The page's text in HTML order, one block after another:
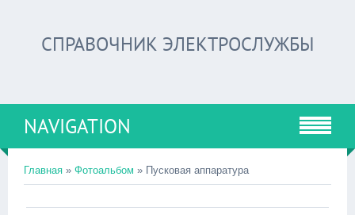
СПРАВОЧНИК ЭЛЕКТРОСЛУЖБЫ
NAVIGATION
Главная » Фотоальбом » Пусковая аппаратура